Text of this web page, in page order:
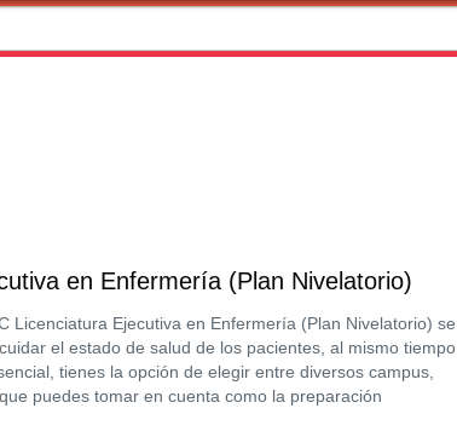
en Enfermería (Plan Nivelatorio)
Licenciatura Ejecutiva en Enfermería (Plan Nivelatorio) se
el estado de salud de los pacientes, al mismo tiempo
tienes la opción de elegir entre diversos campus,
puedes tomar en cuenta como la preparación